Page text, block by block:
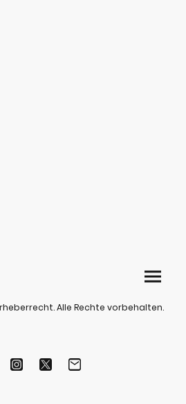
Alle Rechte vorbehalten.